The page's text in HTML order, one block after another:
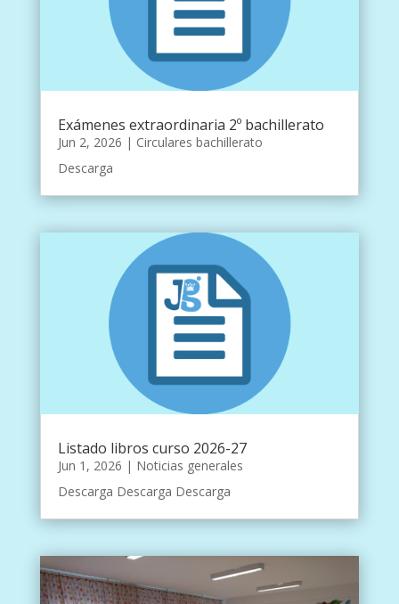
Exámenes extraordinaria 2º bachillerato
Jun 2, 2026 | Circulares bachillerato
Descarga
Listado libros curso 2026-27
Jun 1, 2026 | Noticias generales
Descarga Descarga Descarga